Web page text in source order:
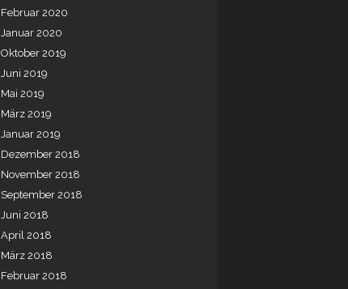
Februar 2020
Januar 2020
Oktober 2019
Juni 2019
Mai 2019
März 2019
Januar 2019
Dezember 2018
November 2018
September 2018
Juni 2018
April 2018
März 2018
Februar 2018